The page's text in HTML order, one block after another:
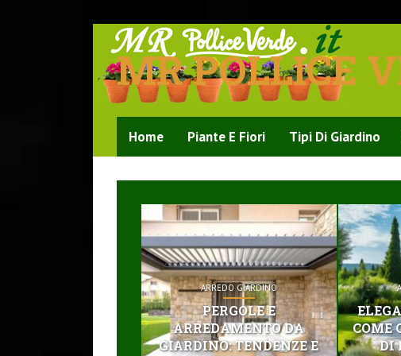
MR POLLICE
Home Piante E Fiori Tipi Di Giardino
ARREDO GIARDINO
PERGOLE E
ARREDAMENTO DA
GIARDINO: TENDENZE E
COME
DI